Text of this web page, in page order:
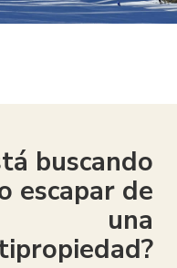
buscando
escapar de
una